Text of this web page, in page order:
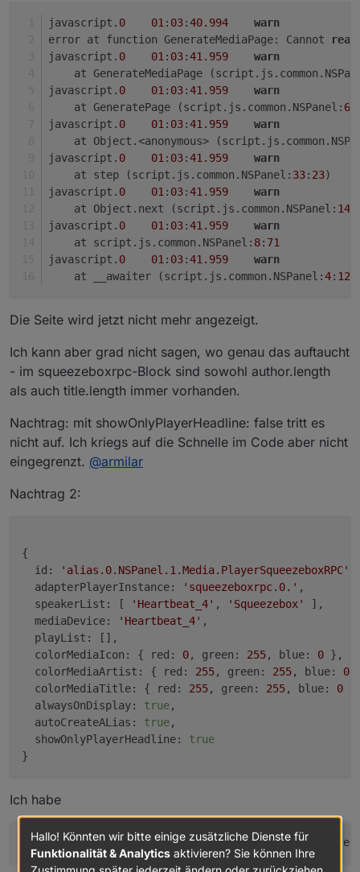
javascript. 0 01 : 03:40.994
warn
error at function GenerateMediaPage: Cannot
read
javascript. 0 01 : 03:41.959
warn
at GenerateMediaPage
javascript. 0 01 : 03:41.959
warn
    at GeneratePage (script.js.common.NSPanel:
javascript. 0 01 : 03:41.959
warn
at Object.<anonymous>
javascript. 0 01 : 03:41.959
warn
    at step (script.js.common.NSPanel:
33: 23)
javascript. 0 01 : 03:41.959
warn
    at Object.next (script.js.common.NSPanel:
14
javascript. 0 01 : 03:41.959
warn
    at script.js.common.NSPanel:
8: 71
javascript. 0 01 : 03:41.959
warn
    at __awaiter (script.js.common.NSPanel:
4: 12
Die Seite wird jetzt nicht mehr angezeigt.
Ich kann aber grad nicht sagen, wo genau das auftaucht
- im squeezeboxrpc-Block sind sowohl author.length
als auch title.length immer vorhanden.
Nachtrag: mit showOnlyPlayerHeadline: false tritt es
nicht auf. Ich kriegs auf die Schnelle im Code aber nicht
eingegrenzt. @armilar
Nachtrag 2:
{
id:
'alias.0.NSPanel.1.Media.PlayerSqueezeboxRPC'
adapterPlayerInstance:
'squeezeboxrpc.0.' ,
speakerList:
[ 'Heartbeat_4' , 'Squeezebox'
],
mediaDevice:
'Heartbeat_4' ,
playList:
[],
colorMediaIcon:
{ red: 0, green: 255, blue: 0 },
colorMediaArtist:
{ red: 255, green: 255, blue: 0
colorMediaTitle:
{ red: 255, green: 255, blue: 0
alwaysOnDisplay:
true,
autoCreateALias:
true,
showOnlyPlayerHeadline:
true
Ich habe
name = getState(page.items[0].adapterPlayerInstance
Hallo! Könnten wir bitte einige zusätzliche Dienste für
Funktionalität & Analytics aktivieren? Sie können Ihre